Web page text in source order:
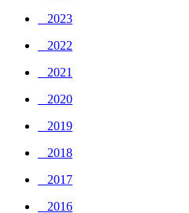
_ 2023
_ 2022
_ 2021
_ 2020
_ 2019
_ 2018
_ 2017
_ 2016